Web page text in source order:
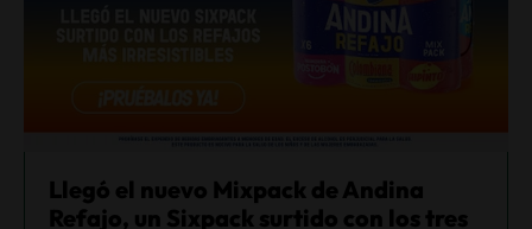
Llegó el nuevo Mixpack de Andina
Refajo, un Sixpack surtido con los tres